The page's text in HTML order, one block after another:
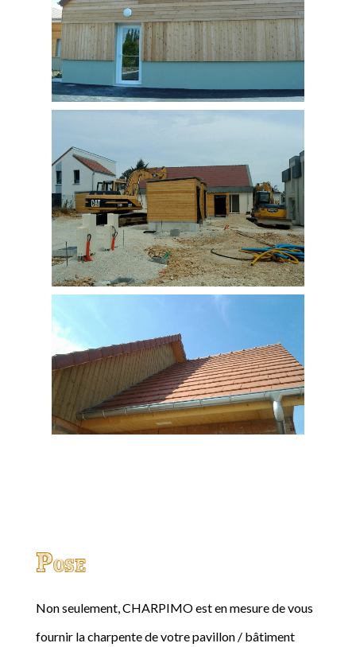
Pose
Non seulement, CHARPIMO est en mesure de vous
fournir la charpente de votre pavillon / bâtiment